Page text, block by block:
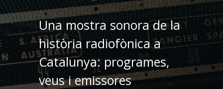
Una mostra sonora de la
història radiofònica a
Catalunya: programes,
veus i emissores